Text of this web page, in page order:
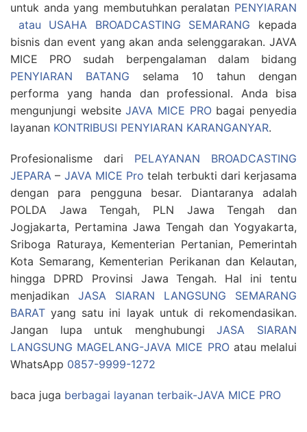
untuk anda yang membutuhkan peralatan PENYIARAN
atau USAHA BROADCASTING SEMARANG kepada
bisnis dan event yang akan anda selenggarakan. JAVA
MICE PRO sudah berpengalaman dalam bidang
PENYIARAN BATANG selama 10 tahun dengan
performa yang handa dan professional. Anda bisa
mengunjungi websiteJAVA MICE PRObagai penyedia
layanan KONTRIBUSI PENYIARAN KARANGANYAR.
Profesionalisme dari PELAYANAN BROADCASTING
JEPARA – JAVA MICE Pro telah terbukti dari kerjasama
dengan para pengguna besar. Diantaranya adalah
POLDA Jawa Tengah, PLN Jawa Tengah dan
Jogjakarta, Pertamina Jawa Tengah dan Yogyakarta,
Sriboga Raturaya, Kementerian Pertanian, Pemerintah
Kota Semarang, Kementerian Perikanan dan Kelautan,
hingga DPRD Provinsi Jawa Tengah. Hal ini tentu
menjadikan JASA SIARAN LANGSUNG SEMARANG
BARAT yang satu ini layak untuk di rekomendasikan.
Jangan lupa untuk menghubungiJASA SIARAN
LANGSUNG MAGELANG-JAVA MICE PROatau melalui
WhatsApp 0857-9999-1272
baca juga berbagai layanan terbaik-JAVA MICE PRO